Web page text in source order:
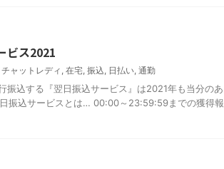
ビス2021
チャットレディ 在宅 振込 日払い 通勤
振込する『翌日振込サービス』は2021年も当分のあ
振込サービスとは… 00:00～23:59:59までの獲得報